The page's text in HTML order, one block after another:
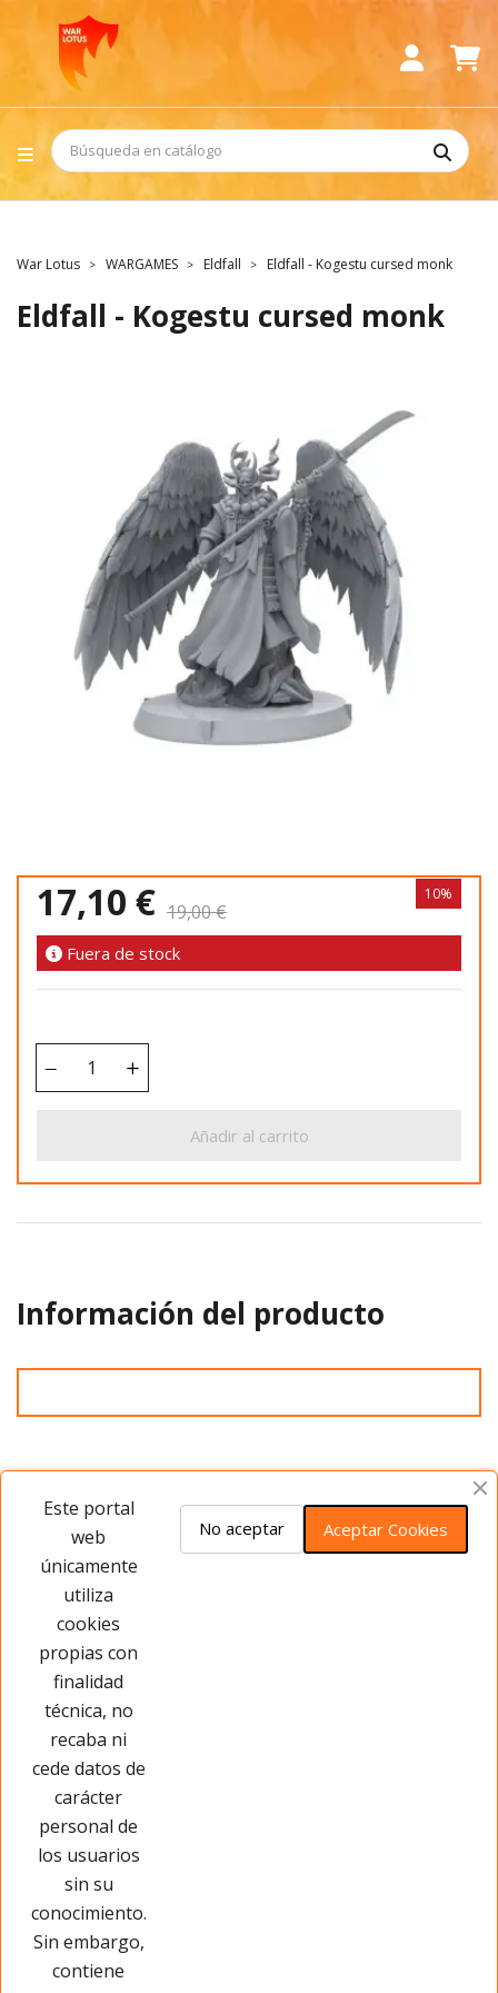
War Lotus WARGAMES Eldfall Eldfall - Kogestu cursed monk
Eldfall - Kogestu cursed monk
17,10 € 19,00 €
10%
Fuera de stock
Añadir al carrito
Información del producto
Opiniones del producto
Este producto no tiene opiniones ¡Sé
Este portal
web
únicamente
utiliza
cookies
propias con
finalidad
técnica, no
recaba ni
cede datos de
carácter
personal de
los usuarios
sin su
conocimiento.
Sin embargo,
contiene
Aceptar Cookies
No aceptar